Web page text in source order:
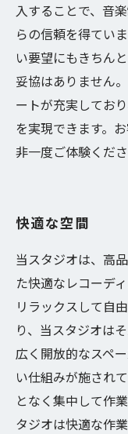
入することで、音
らの信頼を得てい
い要望にもきちん
妥協はありません
ートが充実してお
を実現できます。
非一度ご体験くださ
快適な空間
当スタジオは、高
た快適なレコーデ
リラックスして自
り、当スタジオは
広く開放的なスペ
い仕組みが施され
となく集中して作
タジオは快適な作